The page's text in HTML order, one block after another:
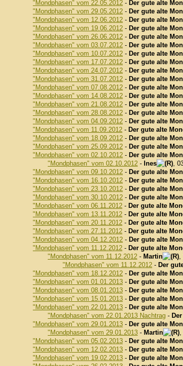
"Mondphasen" vom 22.05.2012 - Der gute alte
"Mondphasen" vom 29.05.2012 - Der gute alte
"Mondphasen" vom 12.06.2012 - Der gute alte
"Mondphasen" vom 19.06.2012 - Der gute alte
"Mondphasen" vom 26.06.2012 - Der gute alte
"Mondphasen" vom 03.07.2012 - Der gute alte
"Mondphasen" vom 10.07.2012 - Der gute alte
"Mondphasen" vom 17.07.2012 - Der gute alte
"Mondphasen" vom 24.07.2012 - Der gute alte
"Mondphasen" vom 31.07.2012 - Der gute alte
"Mondphasen" vom 07.08.2012 - Der gute alte
"Mondphasen" vom 14.08.2012 - Der gute alte
"Mondphasen" vom 21.08.2012 - Der gute alte
"Mondphasen" vom 28.08.2012 - Der gute alte
"Mondphasen" vom 04.09.2012 - Der gute alte
"Mondphasen" vom 11.09.2012 - Der gute alte
"Mondphasen" vom 18.09.2012 - Der gute alte
"Mondphasen" vom 25.09.2012 - Der gute alte
"Mondphasen" vom 02.10.2012 - Der gute alte
"Mondphasen" vom 02.10.2012 - Ines
,
"Mondphasen" vom 09.10.2012 - Der gute alte
"Mondphasen" vom 16.10.2012 - Der gute alte
"Mondphasen" vom 23.10.2012 - Der gute alte
"Mondphasen" vom 30.10.2012 - Der gute alte
"Mondphasen" vom 06.11.2012 - Der gute alte
"Mondphasen" vom 13.11.2012 - Der gute alte
"Mondphasen" vom 20.11.2012 - Der gute alte
"Mondphasen" vom 27.11.2012 - Der gute alte
"Mondphasen" vom 04.12.2012 - Der gute alte
"Mondphasen" vom 11.12.2012 - Der gute alte
"Mondphasen" vom 11.12.2012 - Martin
,
"Mondphasen" vom 11.12.2012 - Der
"Mondphasen" vom 18.12.2012 - Der gute alte
"Mondphasen" vom 01.01.2013 - Der gute alte
"Mondphasen" vom 08.01.2013 - Der gute alte
"Mondphasen" vom 15.01.2013 - Der gute alte
"Mondphasen" vom 22.01.2013 - Der gute alte
"Mondphasen" vom 22.01.2013 Nachtrag -
"Mondphasen" vom 29.01.2013 - Der gute alte
"Mondphasen" vom 29.01.2013 - Martin
,
"Mondphasen" vom 05.02.2013 - Der gute alte
"Mondphasen" vom 12.02.2013 - Der gute alte
"Mondphasen" vom 19.02.2013 - Der gute alte